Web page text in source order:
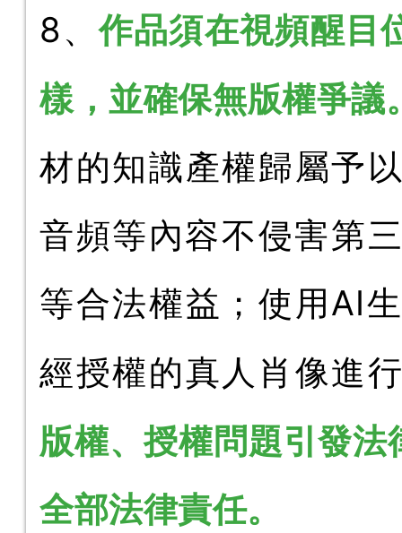
8、作品須在視頻醒目
樣，並確保無版權爭議
材的知識產權歸屬予
音頻等內容不侵害第
等合法權益；使用AI
經授權的真人肖像進
版權、授權問題引發
全部法律責任。